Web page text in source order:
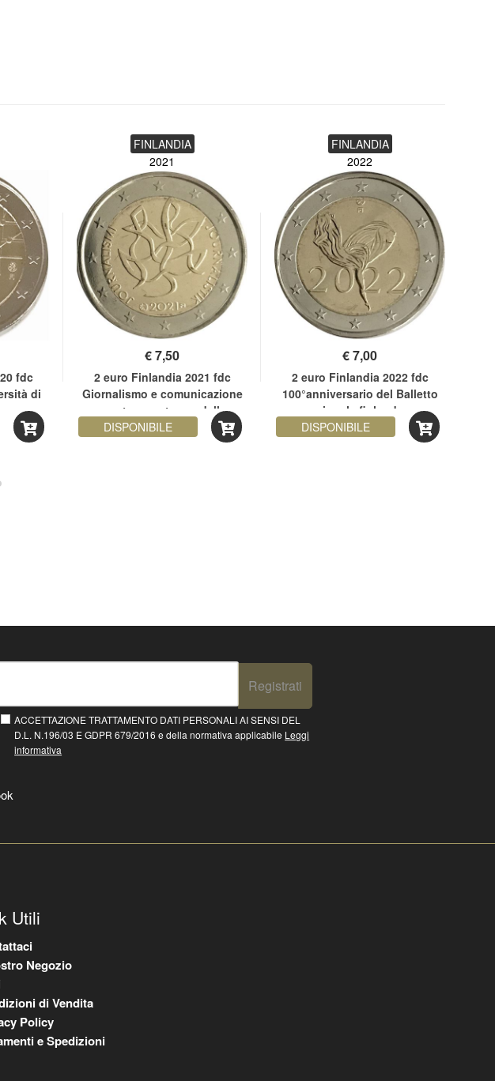
fdc
di
FINLANDIA
2021
€7,50
2 euro Finlandia 2021 fdc
Giornalismo e comunicazione
aperta a sostegno della
democrazia finlandese
DISPONIBILE
FINLANDIA
2022
€7,00
2 euro Finlandia 2022 fdc
100°anniversario del Balletto
nazionale finlandese
DISPONIBILE
Registrati
ACCETTAZIONE TRATTAMENTO DATI PERSONALI AI SENSI DEL
D.L. N.196/03 E GDPR 679/2016 e della normativa applicabile Leggi
informativa
Utili
Negozio
di Vendita
Policy
e Spedizioni